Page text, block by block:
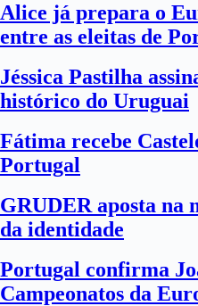
Alice já prepara o
entre as eleitas de
Jéssica Pastilha
histórico do Uruguai
Fátima recebe
Portugal
GRUDER aposta na
da identidade
Portugal confirma
Campeonatos da